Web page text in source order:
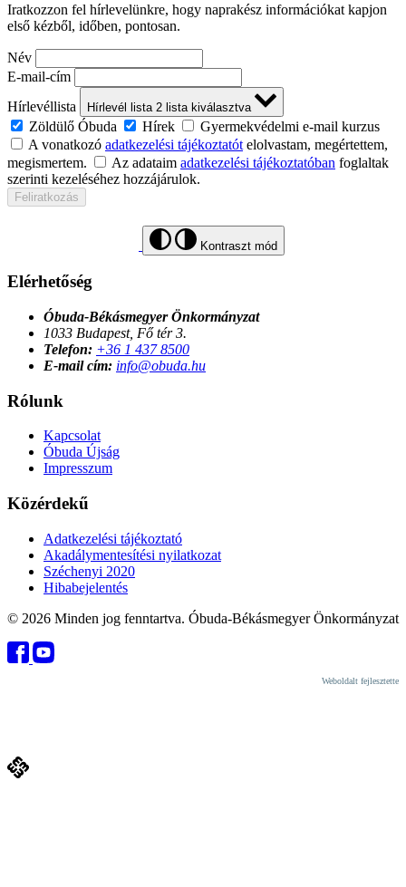
Iratkozzon fel hírlevelünkre, hogy naprakész információkat kapjon
első kézből, időben, pontosan.
Név
E-mail-cím
Hírlevéllista
Hírlevél lista 2 lista kiválasztva
Zöldülő Óbuda Hírek
Gyermekvédelmi e-mail kurzus
A vonatkozó adatkezelési tájékoztatót elolvastam, megértettem,
megismertem.
Az adataim adatkezelési tájékoztatóban foglaltak
szerinti kezeléséhez hozzájárulok.
Feliratkozás
Kontraszt mód
Elérhetőség
Óbuda-Békásmegyer Önkormányzat
1033 Budapest, Fő tér 3.
Telefon: +36 1 437 8500
E-mail cím: info@obuda.hu
Rólunk
Kapcsolat
Óbuda Újság
Impresszum
Közérdekű
Adatkezelési tájékoztató
Akadálymentesítési nyilatkozat
Széchenyi 2020
Hibabejelentés
© 2026 Minden jog fenntartva. Óbuda-Békásmegyer Önkormányzat
Weboldalt fejlesztette